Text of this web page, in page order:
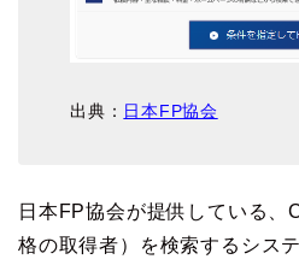
出典： 日本FP協会
日本FP協会が提供している、
格の取得者）を検索するシステ